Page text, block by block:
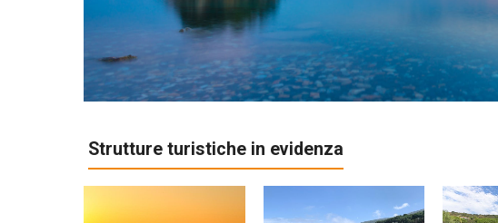
Strutture turistiche in evidenza